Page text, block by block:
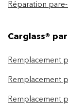
Réparation
Carglass®
Remplacement
Remplacement
Remplacement